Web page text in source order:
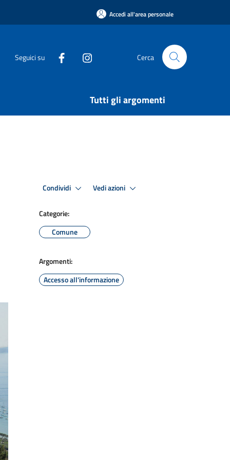
Accedi all'area personale
Seguici su Cerca
Tutti gli argomenti
Condividi Vedi azioni
Categorie:
Comune
Argomenti:
Accesso all'informazione